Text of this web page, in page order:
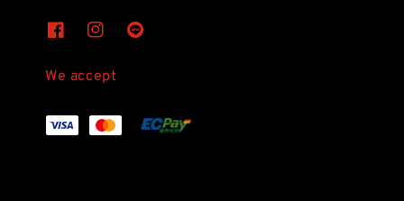
We accept